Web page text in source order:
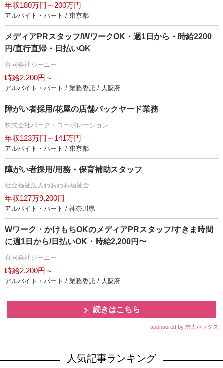
年収180万円～200万円
アルバイト・パート / 東京都
メディアPRスタッフ/WワークOK・週1日から・時給2200
円/直行直帰・日払いOK
合同会社ジーニー
時給2,200円～
アルバイト・パート / 業務委託 / 大阪府
障がい者採用/花屋の店舗バックヤード業務
株式会社パーク・コーポレーション
年収123万円～141万円
アルバイト・パート / 東京都
障がい者採用/用務・保育補助スタッフ
社会福祉法人わおわお福祉会
年収127万9,200円
アルバイト・パート / 神奈川県
Wワーク・かけもちOKのメディアPRスタッフ/すきま時間
に週1日から/日払いOK・時給2,200円〜
合同会社ジーニー
時給2,200円～
アルバイト・パート / 業務委託 / 大阪府
続きはこちら
sponsored by 求人ボックス
人気記事ランキング